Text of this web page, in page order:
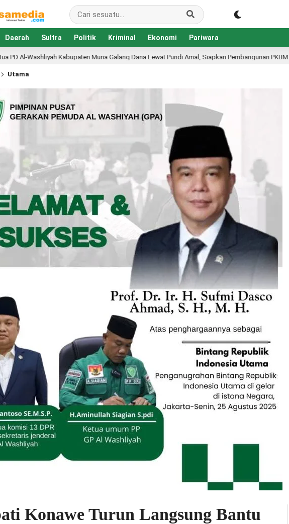
Daerah Sultra Politik Kriminal Ekonomi Pariwara
Galang Dana Lewat Pundi Amal, Siapkan Pembangunan PKBM Al-Washliyah 1 hari lalu
Utama
Konawe Turun Langsung Bantu